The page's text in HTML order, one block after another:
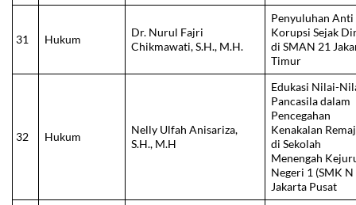
31 Hukum
Dr. Nurul Fajri
Chikmawati, S.H., M.H.
Penyuluhan Anti
Korupsi Sejak
di SMAN 21
Timur
32 Hukum
Nelly Ulfah Anisariza,
S.H., M.H
Edukasi Nilai-
Pancasila dalam
Pencegahan
Kenakalan
di Sekolah
Menengah
Negeri 1 (SMK N
Jakarta Pusat